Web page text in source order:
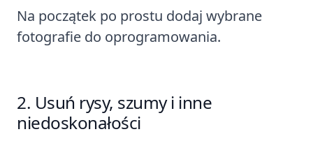
Na początek po prostu dodaj wybrane
fotografie do oprogramowania.
Usuń rysy, szumy i inne
niedoskonałości